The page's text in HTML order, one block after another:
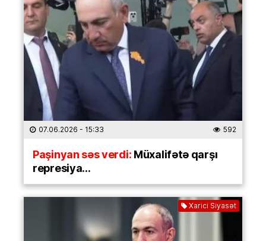
07.06.2026 - 15:33 592
Paşinyan səs verdi:Müxalifətə qarşı
represiya…
Xarici Siyasət